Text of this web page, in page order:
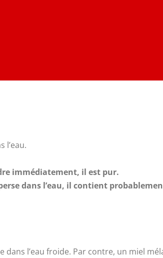
l’eau.
immédiatement, il est pur.
dans l’eau, il contient
l’eau froide. Par contre, un miel